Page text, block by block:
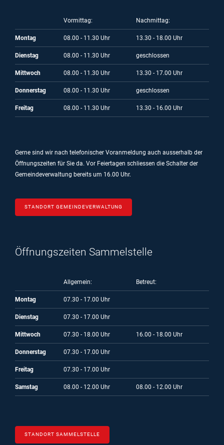
Vormittag: Nachmittag:
Montag 08.00 - 11.30 Uhr 13.30 - 18.00 Uhr
Dienstag 08.00 - 11.30 Uhr geschlossen
Mittwoch 08.00 - 11.30 Uhr 13.30 - 17.00 Uhr
Donnerstag 08.00 - 11.30 Uhr geschlossen
Freitag 08.00 - 11.30 Uhr 13.30 - 16.00 Uhr
Gerne sind wir nach telefonischer Voranmeldung auch ausserhalb der
Öffnungszeiten für Sie da. Vor Feiertagen schliessen die Schalter der
Gemeindeverwaltung bereits um 16.00 Uhr.
STANDORT GEMEINDEVERWALTUNG
Öffnungszeiten Sammelstelle
Allgemein: Betreut:
Montag 07.30 - 17.00 Uhr
Dienstag 07.30 - 17.00 Uhr
Mittwoch 07.30 - 18.00 Uhr 16.00 - 18.00 Uhr
Donnerstag 07.30 - 17.00 Uhr
Freitag 07.30 - 17.00 Uhr
Samstag 08.00 - 12.00 Uhr 08.00 - 12.00 Uhr
STANDORT SAMMELSTELLE